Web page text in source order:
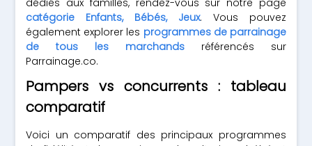
dédiés aux familles, rendez-vous sur notre page
catégorie Enfants, Bébés, Jeux. Vous pouvez
également explorer les programmes de parrainage
de tous les marchandsréférencés sur
Parrainage.co.
Pampers vs concurrents : tableau
comparatif
Voici un comparatif des principaux programmes